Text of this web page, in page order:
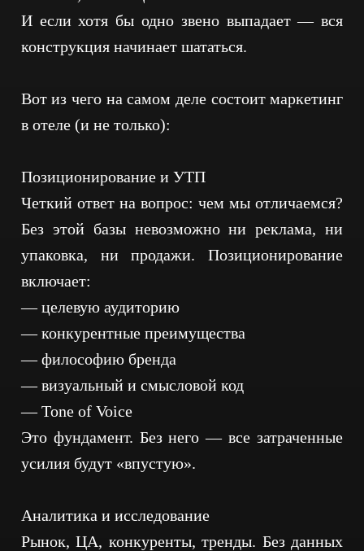
И если хотя бы одно звено выпадает — вся
конструкция начинает шататься.
Вот из чего на самом деле состоит маркетинг
в отеле (и не только):
Позиционирование и УТП
Четкий ответ на вопрос: чем мы отличаемся?
Без этой базы невозможно ни реклама, ни
упаковка, ни продажи. Позиционирование
включает:
— целевую аудиторию
— конкурентные преимущества
— философию бренда
— визуальный и смысловой код
— Tone of Voice
Это фундамент. Без него — все затраченные
усилия будут «впустую».
Аналитика и исследование
Рынок, ЦА, конкуренты, тренды. Без данных
ПЕРСОНАЛЬНЫХ ДАННЫХ
СОГЛАСИЕ НА ОБРАБОТКУ ПЕРСОНАЛЬНЫХ